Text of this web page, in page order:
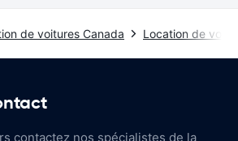
de voitures Canada Location de
contactez nos spécialistes de la